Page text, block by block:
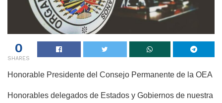
0
SHARES
Honorable Presidente del Consejo Permanente de la OEA
Honorables delegados de Estados y Gobiernos de nuestra